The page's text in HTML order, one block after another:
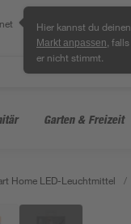
Hier kannst du deinen
Markt anpassen , falls
er nicht stimmt.
Garten & Freizeit
Home LED-Leuchtmittel /